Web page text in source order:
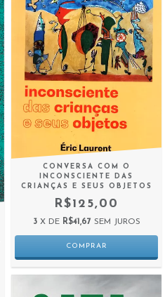
CONVERSA COM O
INCONSCIENTE DAS
CRIANÇAS E SEUS OBJETOS
R$125,00
3 X DE R$41,67 SEM JUROS